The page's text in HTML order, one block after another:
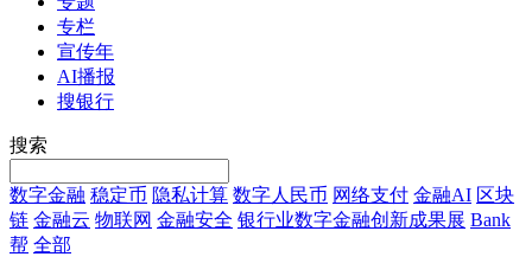
专栏
宣传年
AI播报
搜银行
搜索
数字金融 稳定币 隐私计算 数字人民币 网络支付 金融AI 区块
链 金融云 物联网 金融安全 银行业数字金融创新成果展 Bank
帮 全部